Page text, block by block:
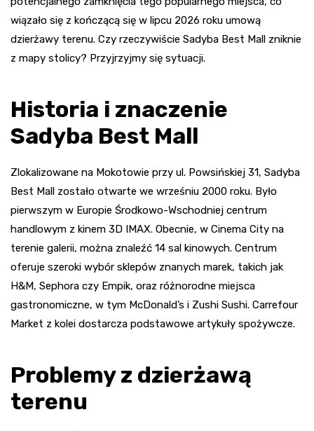
wiązało się z kończącą się w lipcu 2026 roku umową
dzierżawy terenu. Czy rzeczywiście Sadyba Best Mall zniknie
z mapy stolicy? Przyjrzyjmy się sytuacji.
Historia i znaczenie
Sadyba Best Mall
Zlokalizowane na Mokotowie przy ul. Powsińskiej 31, Sadyba
Best Mall zostało otwarte we wrześniu 2000 roku. Było
pierwszym w Europie Środkowo-Wschodniej centrum
handlowym z kinem 3D IMAX. Obecnie, w Cinema City na
terenie galerii, można znaleźć 14 sal kinowych. Centrum
oferuje szeroki wybór sklepów znanych marek, takich jak
H&M, Sephora czy Empik, oraz różnorodne miejsca
gastronomiczne, w tym McDonald’s i Zushi Sushi. Carrefour
Market z kolei dostarcza podstawowe artykuły spożywcze.
Problemy z dzierżawą
terenu